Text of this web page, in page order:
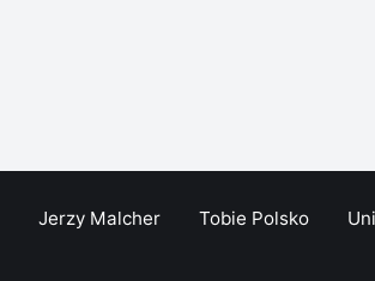
Jerzy Malcher Tobie Polsko